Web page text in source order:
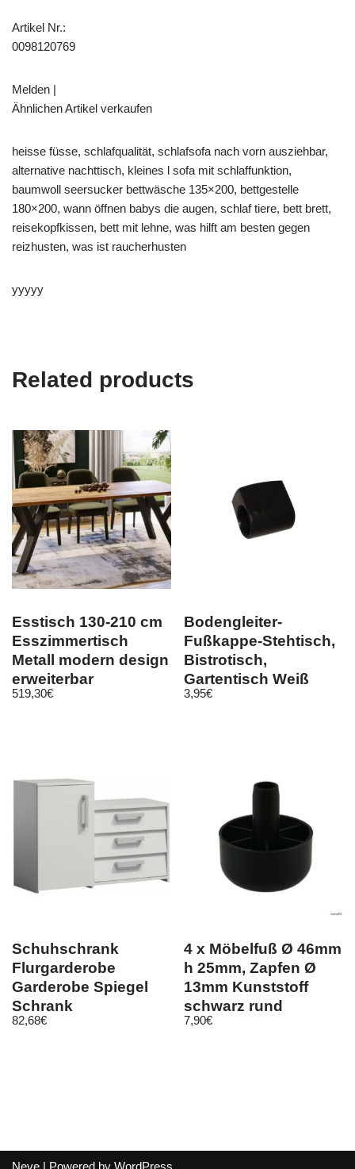
Artikel Nr.:
0098120769
Melden |
Ähnlichen Artikel verkaufen
heisse füsse, schlafqualität, schlafsofa nach vorn ausziehbar,
alternative nachttisch, kleines l sofa mit schlaffunktion,
baumwoll seersucker bettwäsche 135×200, bettgestelle
180×200, wann öffnen babys die augen, schlaf tiere, bett brett,
reisekopfkissen, bett mit lehne, was hilft am besten gegen
reizhusten, was ist raucherhusten
yyyyy
Related products
Esstisch 130-210 cm
Esszimmertisch
Metall modern design
erweiterbar
ausziehbar
519,30€
Bodengleiter-
Fußkappe-Stehtisch,
Bistrotisch,
Gartentisch Weiß
oder Anthrazit,
3,95€
Schuhschrank
Flurgarderobe
Garderobe Spiegel
Schrank
Wandgarderobe
82,68€
4 x Möbelfuß Ø 46mm
h 25mm, Zapfen Ø
13mm Kunststoff
schwarz rund
Möbelgleiter
7,90€
Neve | Powered by WordPress